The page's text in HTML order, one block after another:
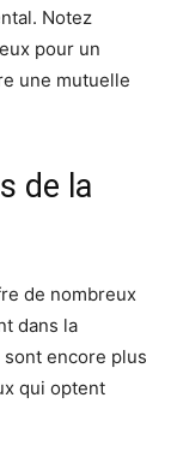
Notez
pour un
une mutuelle
de la
de nombreux
dans la
encore plus
qui optent